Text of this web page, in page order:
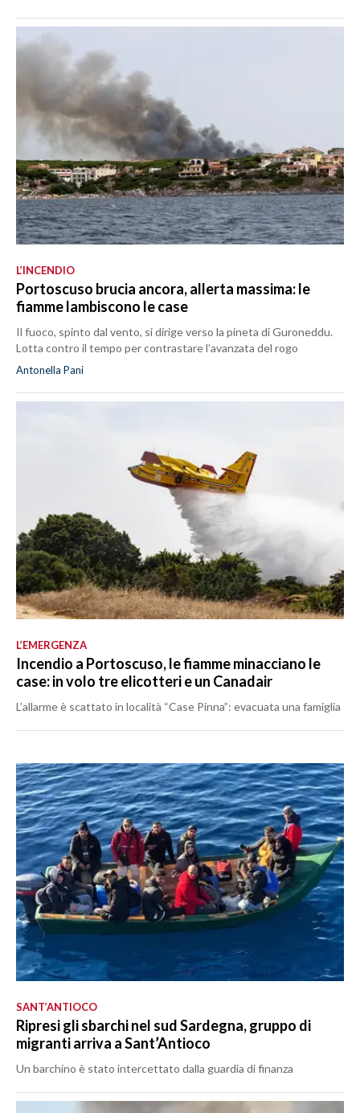
L’INCENDIO
Portoscuso brucia ancora, allerta massima: le
fiamme lambiscono le case
Il fuoco, spinto dal vento, si dirige verso la pineta di Guroneddu.
Lotta contro il tempo per contrastare l’avanzata del rogo
Antonella Pani
L’EMERGENZA
Incendio a Portoscuso, le fiamme minacciano le
case: in volo tre elicotteri e un Canadair
L’allarme è scattato in località “Case Pinna”: evacuata una famiglia
SANT’ANTIOCO
Ripresi gli sbarchi nel sud Sardegna, gruppo di
migranti arriva a Sant’Antioco
Un barchino è stato intercettato dalla guardia di finanza